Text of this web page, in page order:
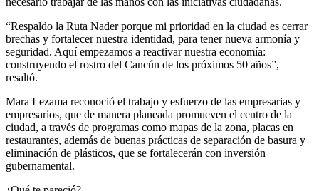
“Respaldo la Ruta Nader porque mi prioridad en la ciudad es cerrar
brechas y fortalecer nuestra identidad, para tener nueva armonía y
seguridad. Aquí empezamos a reactivar nuestra economía:
construyendo el rostro del Cancún de los próximos 50 años”,
resaltó.
Mara Lezama reconoció el trabajo y esfuerzo de las empresarias y
empresarios, que de manera planeada promueven el centro de la
ciudad, a través de programas como mapas de la zona, placas en
restaurantes, además de buenas prácticas de separación de basura y
eliminación de plásticos, que se fortalecerán con inversión
gubernamental.